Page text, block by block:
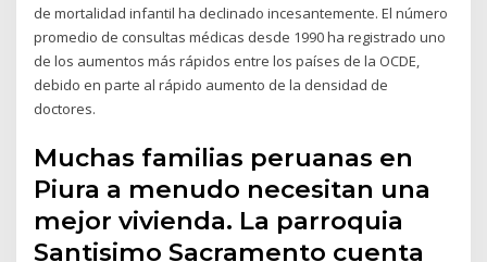
de mortalidad infantil ha declinado incesantemente. El número
promedio de consultas médicas desde 1990 ha registrado uno
de los aumentos más rápidos entre los países de la OCDE,
debido en parte al rápido aumento de la densidad de
doctores.
Muchas familias peruanas en
Piura a menudo necesitan una
mejor vivienda. La parroquia
Santisimo Sacramento cuenta